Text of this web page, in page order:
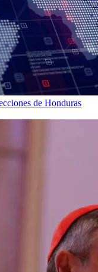
de Honduras